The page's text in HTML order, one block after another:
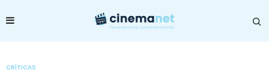
CRÍTICAS